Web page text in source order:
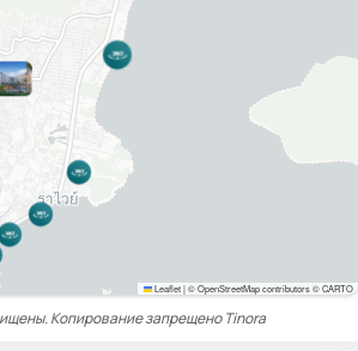
Leaflet|© OpenStreetMap contributors © CARTO
Копирование запрещеноTinora